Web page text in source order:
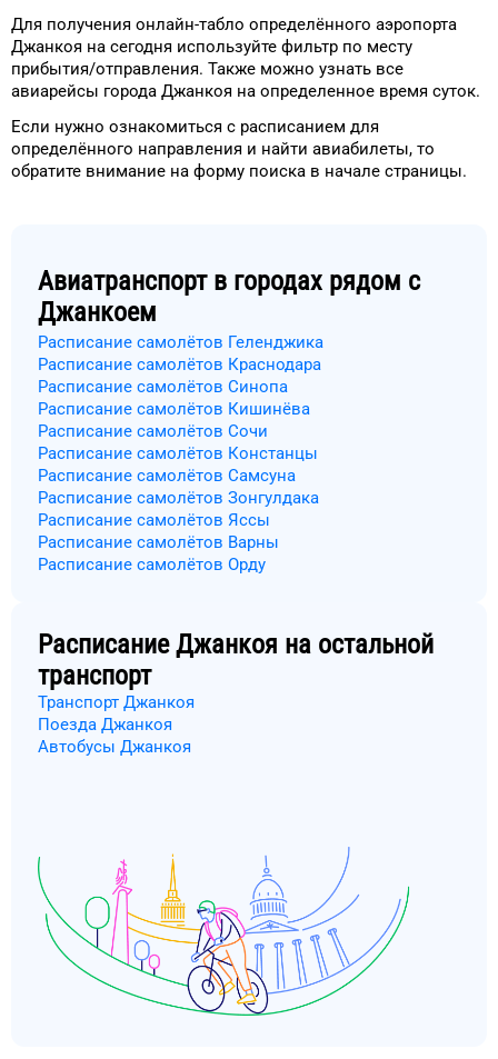
Для получения онлайн-табло определённого аэропорта
Джанкоя на сегодня используйте фильтр по месту
прибытия/отправления. Также можно узнать все
авиарейсы города Джанкоя на определенное время суток.
Если нужно ознакомиться с расписанием для
определённого направления и найти авиабилеты, то
обратите внимание на форму поиска в начале страницы.
Авиатранспорт в городах рядом с
Джанкоем
Расписание самолётов Геленджика
Расписание самолётов Краснодара
Расписание самолётов Синопа
Расписание самолётов Кишинёва
Расписание самолётов Сочи
Расписание самолётов Констанцы
Расписание самолётов Самсуна
Расписание самолётов Зонгулдака
Расписание самолётов Яссы
Расписание самолётов Варны
Расписание самолётов Орду
РасписаниеДжанкоя на остальной
транспорт
Транспорт Джанкоя
Поезда Джанкоя
Автобусы Джанкоя